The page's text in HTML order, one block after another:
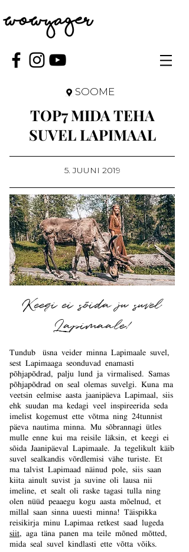
WOWYAGER
SOOME
TOP7 MIDA TEHA
SUVEL LAPIMAAL
5. JUUNI 2019
Keegi ei sõida ju suvel
Lapimaale!
Tundub üsna veider minna Lapimaale suvel,
sest Lapimaaga seonduvad enamasti
põhjapõdrad, palju lund ja virmalised. Samas
põhjapõdrad on seal olemas suvelgi. Kuna ma
veetsin eelmise aasta jaanipäeva Lapimaal, siis
ehk suudan ma kedagi veel inspireerida seda
imelist kogemust ette võtma ning 24tunnist
päeva nautima minna. Mu sõbrannagi ütles
mulle enne kui ma reisile läksin, et keegi ei
sõida Jaanipäeval Lapimaale. Ja tegelikult käib
suvel sealkandis võrdlemisi vähe turiste. Et
ma talvist Lapimaad näinud pole, siis saan
kiita ainult suvist ja suvine oli lausa nii
imeline, et sealt oli raske tagasi tulla ning
olen nüüd peaaegu kogu aasta mõelnud, et
millal saan sinna uuesti minna! Täispikka
reisikirja minu Lapimaa retkest saad lugeda
siit , aga täna panen ma teile mõned mõtted,
mida seal suvel kindlasti ette võtta võiks.